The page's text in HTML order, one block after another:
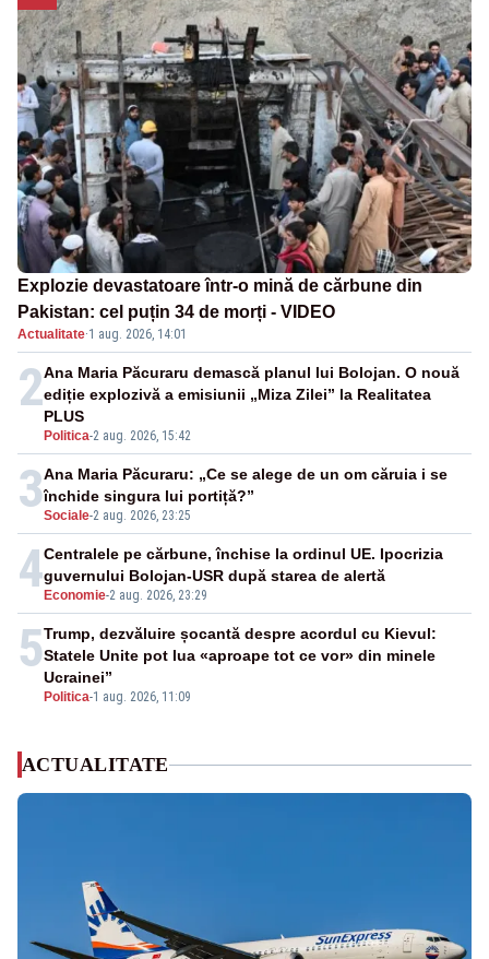
Explozie devastatoare într-o mină de cărbune din
Pakistan: cel puțin 34 de morți - VIDEO
Actualitate·1 aug. 2026, 14:01
2
Politica-2 aug. 2026, 15:42
Ana Maria Păcuraru demască planul lui Bolojan. O nouă
ediție explozivă a emisiunii „Miza Zilei” la Realitatea
PLUS
3Sociale-2 aug. 2026, 23:25
Ana Maria Păcuraru: „Ce se alege de un om căruia i se
închide singura lui portiță?”
4 Economie-2 aug. 2026, 23:29
Centralele pe cărbune, închise la ordinul UE. Ipocrizia
guvernului Bolojan-USR după starea de alertă
5
Politica-1 aug. 2026, 11:09
Trump, dezvăluire șocantă despre acordul cu Kievul:
Statele Unite pot lua «aproape tot ce vor» din minele
Ucrainei”
ACTUALITATE